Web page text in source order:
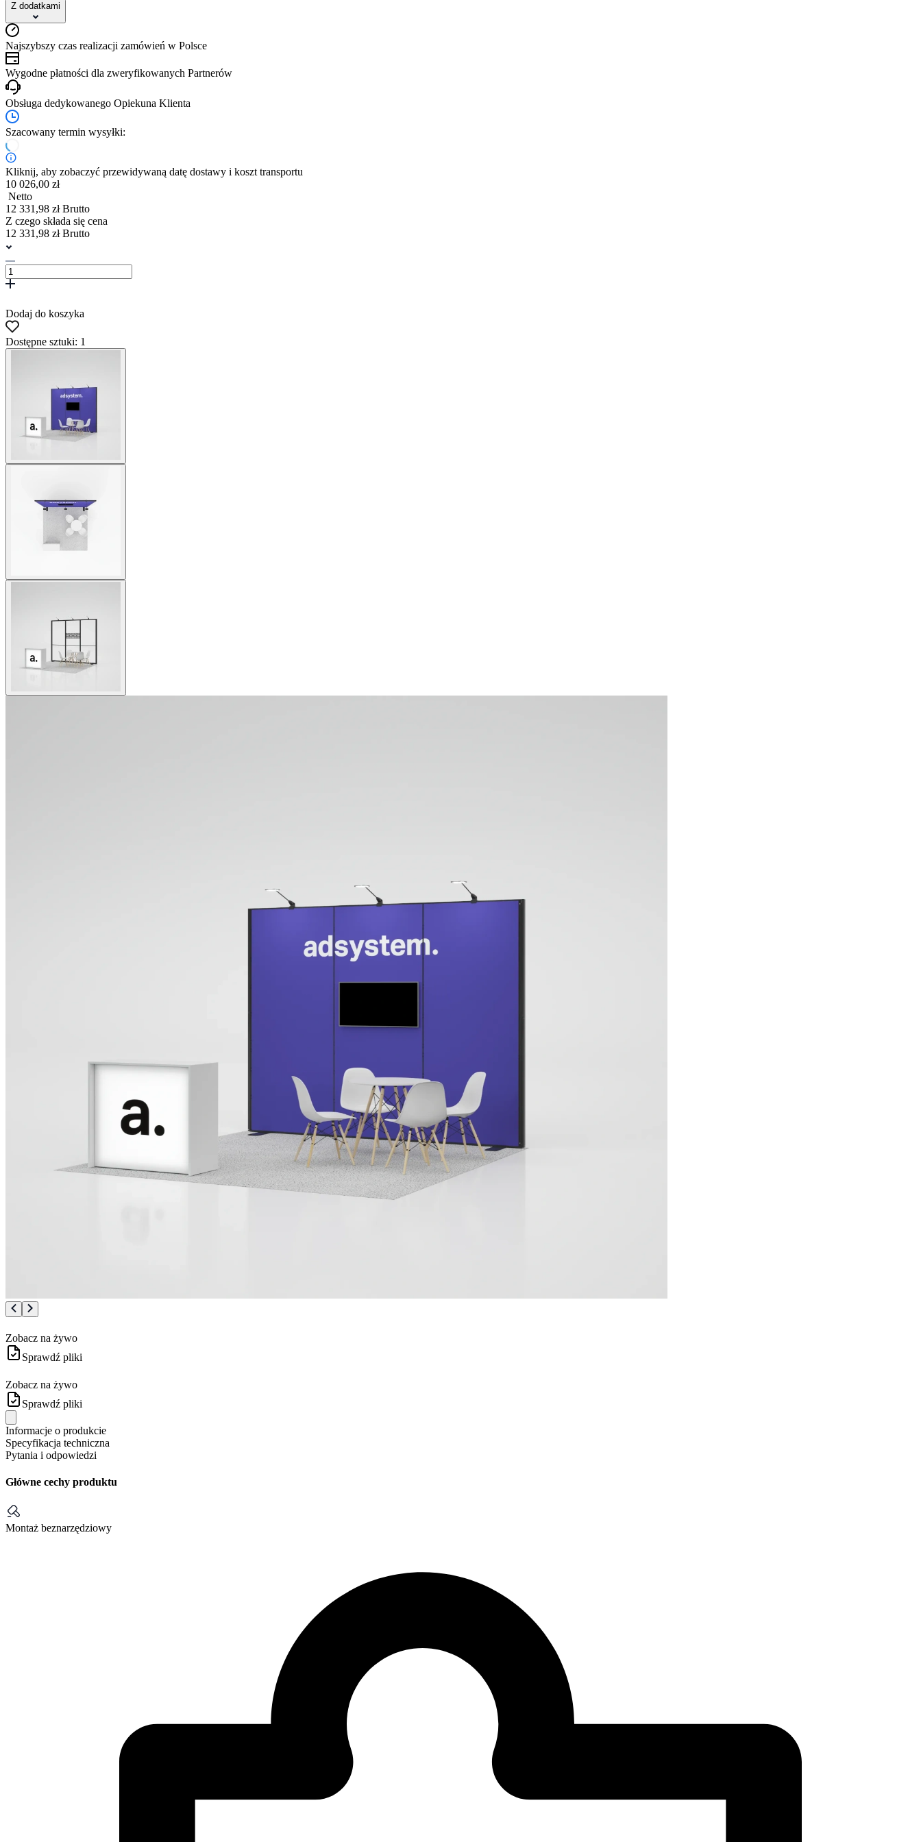
Z dodatkami
Najszybszy czas realizacji zamówień w Polsce
Wygodne płatności dla zweryfikowanych Partnerów
Obsługa dedykowanego Opiekuna Klienta
Szacowany termin wysyłki:
Kliknij, aby zobaczyć przewidywaną datę dostawy i koszt transportu
10 026,00 zł
Netto
12 331,98 zł Brutto
Z czego składa się cena
12 331,98 zł Brutto
Dodaj do koszyka
Dostępne sztuki: 1
Zobacz na żywo
Sprawdź pliki
Zobacz na żywo
Sprawdź pliki
Informacje o produkcie
Specyfikacja techniczna
Pytania i odpowiedzi
Główne cechy produktu
Montaż beznarzędziowy